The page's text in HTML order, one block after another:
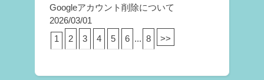
Googleアカウント削除について
2026/03/01
1
2 3 4 5 6 ... 8 >>